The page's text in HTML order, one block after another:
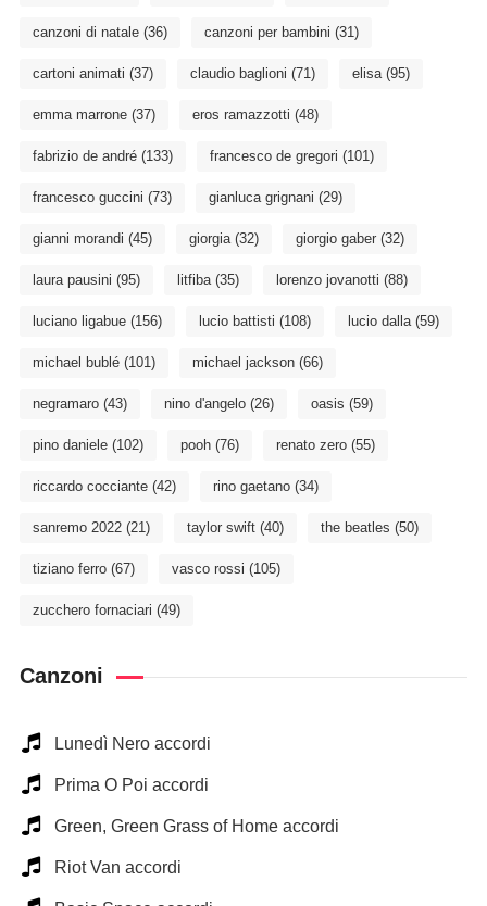
canzoni di natale(36) canzoni per bambini (31)
cartoni animati (37) claudio baglioni (71) elisa(95)
emma marrone(37) eros ramazzotti (48)
fabrizio de andré(133) francesco de gregori (101)
francesco guccini (73) gianluca grignani (29)
gianni morandi (45) giorgia(32) giorgio gaber(32)
laura pausini (95) litfiba(35) lorenzo jovanotti (88)
luciano ligabue(156) lucio battisti (108) lucio dalla(59)
michael bublé(101) michael jackson(66)
negramaro(43) nino d'angelo(26) oasis (59)
pino daniele(102) pooh(76) renato zero(55)
riccardo cocciante(42) rino gaetano(34)
sanremo 2022(21) taylor swift(40) the beatles (50)
tiziano ferro(67) vasco rossi (105)
zucchero fornaciari (49)
Canzoni
Lunedì Nero accordi
Prima O Poi accordi
Green, Green Grass of Home accordi
Riot Van accordi